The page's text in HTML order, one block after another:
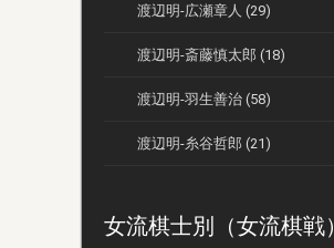
渡辺明-広瀬章人 (29)
渡辺明-斎藤慎太郎 (18)
渡辺明-羽生善治 (58)
渡辺明-糸谷哲郎 (21)
女流棋士別（女流棋戦）